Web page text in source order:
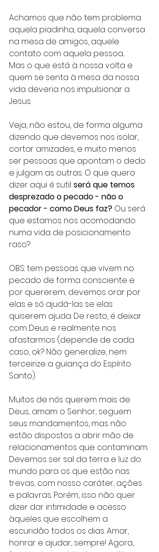
Achamos que não tem problema
aquela piadinha, aquela conversa
na mesa de amigos, aquele
contato com aquela pessoa...
Mas o que está à nossa volta e
quem se senta à mesa da nossa
vida deveria nos impulsionar a
Jesus
Veja, não estou, de forma alguma
dizendo que devemos nos isolar,
cortar amizades, e muito menos
ser pessoas que apontam o dedo
e julgam as outras. O que quero
dizer aqui é sutil: será que temos
desprezado o pecado - não o
pecador - como Deus faz? Ou será
que estamos nos acomodando
numa vida de posicionamento
raso?
OBS: tem pessoas que vivem no
pecado de forma consciente e
por quererem, devemos orar por
elas e só ajudá-las se elas
quiserem ajuda. De resto, é deixar
com Deus e realmente nos
afastarmos (depende de cada
caso, ok? Não generalize, nem
terceirize a guiança do Espírito
Santo).
Muitos de nós querem mais de
Deus, amam o Senhor, seguem
seus mandamentos, mas não
estão dispostos a abrir mão de
relacionamentos que contaminam.
Devemos ser sal da terra e luz do
mundo para os que estão nas
trevas, com nosso caráter, ações
e palavras. Porém, isso não quer
dizer dar intimidade e acesso
àqueles que escolhem a
escuridão todos os dias. Amar,
honrar e ajudar, sempre! Agora,